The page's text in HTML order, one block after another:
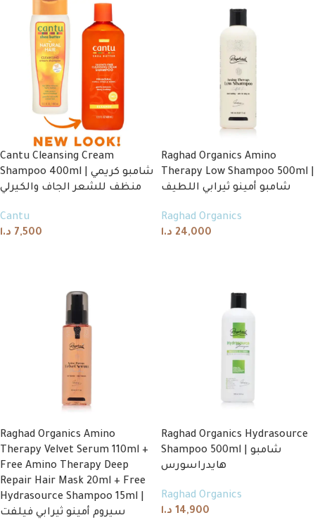
Cantu Cleansing Cream
Shampoo 400ml | شامبو كريمي
منظف للشعر الجاف والكيرلي
Cantu
7,500 د.ا
Raghad Organics Amino
Therapy Low Shampoo 500ml |
شامبو أمينو ثيرابي اللطيف
Raghad Organics
24,000 د.ا
Raghad Organics Amino
Therapy Velvet Serum 110ml +
Free Amino Therapy Deep
Repair Hair Mask 20ml + Free
Hydrasource Shampoo 15ml |
سيروم أمينو ثيرابي فيلفت
Raghad Organics Hydrasource
Shampoo 500ml | شامبو
هايدراسورس
Raghad Organics
14,900 د.ا